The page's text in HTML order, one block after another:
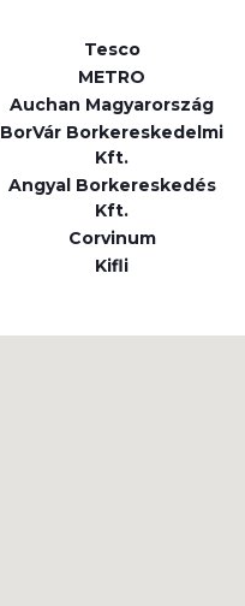
Tesco
METRO
Auchan Magyarország
BorVár Borkereskedelmi
Kft.
Angyal Borkereskedés
Kft.
Corvinum
Kifli